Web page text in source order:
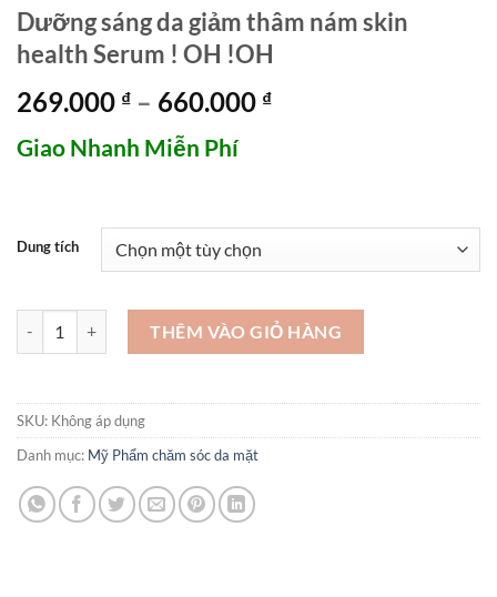
Dưỡng sáng da giảm thâm nám skin
health Serum ! OH !OH
269.000 ₫ – 660.000 ₫Khoảng
660.000 ₫
Giao Nhanh Miễn Phí
Dung tích
Dưỡng sáng da giảm thâm nám skin health Serum ! OH !OH số lượng
THÊM VÀO GIỎ HÀNG
SKU: Không áp dụng
Danh mục: Mỹ Phẩm chăm sóc da mặt